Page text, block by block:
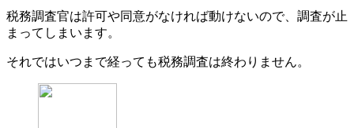
税務調査官は許可や同意がなければ動けないので、調査が止
まってしまいます。
それではいつまで経っても税務調査は終わりません。